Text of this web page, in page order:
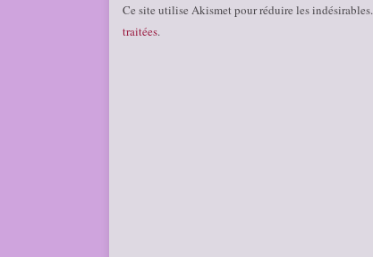
Ce site utilise Akismet pour réduire les indésirables.
traitées.